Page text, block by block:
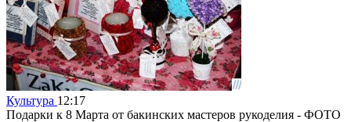
Культура 12:17
Подарки к 8 Марта от бакинских мастеров рукоделия - ФОТО